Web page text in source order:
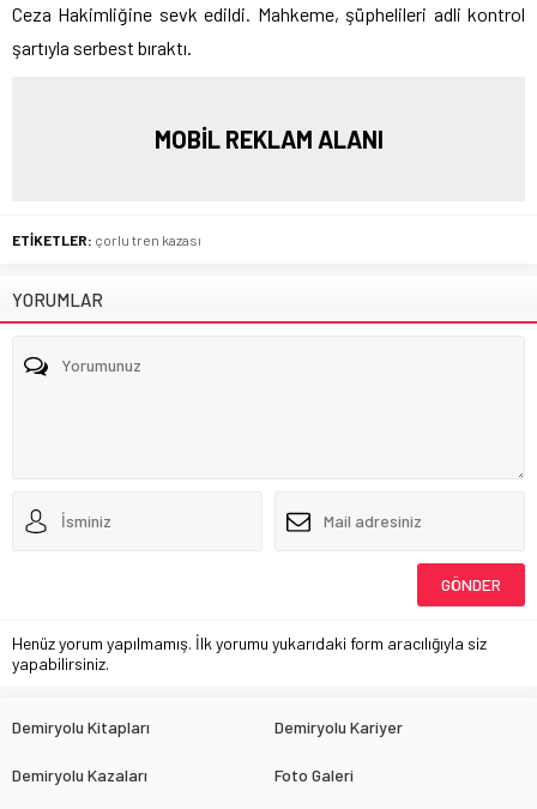
Ceza Hakimliğine sevk edildi. Mahkeme, şüphelileri adli kontrol
şartıyla serbest bıraktı.
MOBİL REKLAM ALANI
ETİKETLER: çorlu tren kazası
YORUMLAR
Henüz yorum yapılmamış. İlk yorumu yukarıdaki form aracılığıyla siz
yapabilirsiniz.
Demiryolu Kitapları Demiryolu Kariyer
Demiryolu Kazaları Foto Galeri